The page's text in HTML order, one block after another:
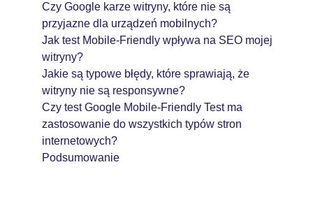
Czy Google karze witryny, które nie są
przyjazne dla urządzeń mobilnych?
Jak test Mobile-Friendly wpływa na SEO mojej
witryny?
Jakie są typowe błędy, które sprawiają, że
witryny nie są responsywne?
Czy test Google Mobile-Friendly Test ma
zastosowanie do wszystkich typów stron
internetowych?
Podsumowanie